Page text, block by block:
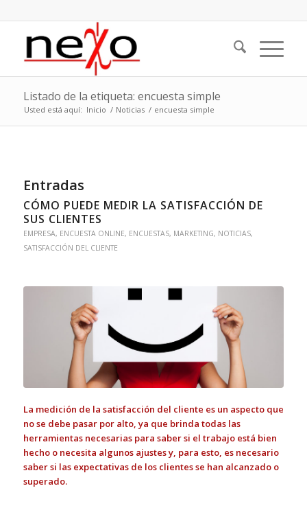
Listado de la etiqueta: encuesta simple
Usted está aquí: Inicio / Noticias / encuesta simple
Entradas
CÓMO PUEDE MEDIR LA SATISFACCIÓN DE
SUS CLIENTES
EMPRESA, ENCUESTA ONLINE, ENCUESTAS, MARKETING, NOTICIAS,
SATISFACCIÓN DEL CLIENTE
La medición de la satisfacción del cliente es un aspecto que
no se debe pasar por alto, ya que brinda todas las
herramientas necesarias para saber si el trabajo está bien
hecho o necesita algunos ajustes y, para esto, es necesario
saber si las expectativas de los clientes se han alcanzado o
superado.